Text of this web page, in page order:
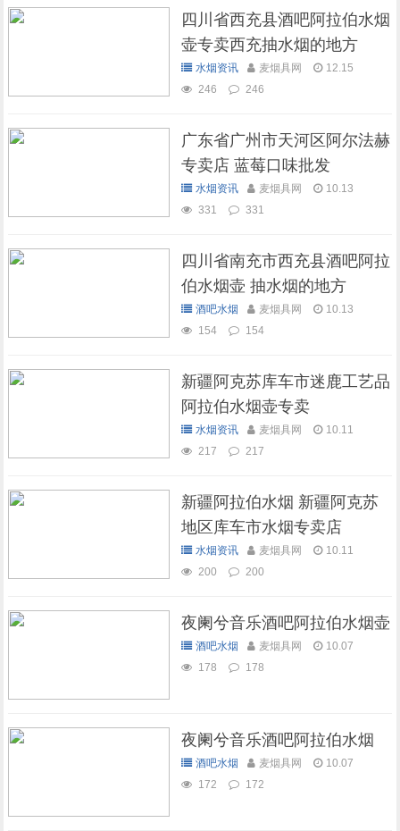
四川省西充县酒吧阿拉伯水烟
壶专卖西充抽水烟的地方
水烟资讯 麦烟具网
12.15
246
246
广东省广州市天河区阿尔法赫
专卖店 蓝莓口味批发
水烟资讯 麦烟具网
10.13
331
331
四川省南充市西充县酒吧阿拉
伯水烟壶 抽水烟的地方
酒吧水烟 麦烟具网
10.13
154
154
新疆阿克苏库车市迷鹿工艺品
阿拉伯水烟壶专卖
水烟资讯 麦烟具网
10.11
217
217
新疆阿拉伯水烟 新疆阿克苏
地区库车市水烟专卖店
水烟资讯 麦烟具网
10.11
200
200
夜阑兮音乐酒吧阿拉伯水烟壶
酒吧水烟 麦烟具网
10.07
178
178
夜阑兮音乐酒吧阿拉伯水烟
酒吧水烟 麦烟具网
10.07
172
172